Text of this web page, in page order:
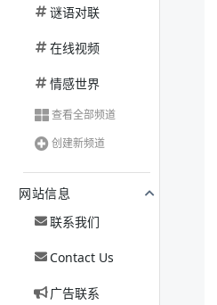
谜语对联
在线视频
情感世界
查看全部频道
创建新频道
网站信息
联系我们
Contact Us
广告联系